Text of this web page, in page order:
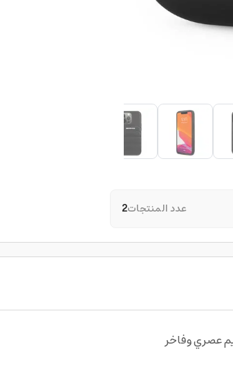
عدد المنتجات2